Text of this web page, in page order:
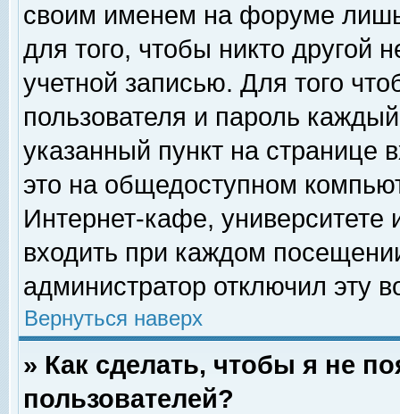
своим именем на форуме
для того, чтобы никто другой
учетной записью. Для того
пользователя и пароль
указанный пункт на
это на общедоступном
Интернет-кафе, университете
входить при каждом
администратор отключил эту
Вернуться наверх
» Как сделать, чтобы я не
пользователей?